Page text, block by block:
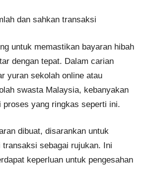
dan sahkan transaksi
untuk memastikan bayaran hibah
dengan tepat. Dalam carian
yuran sekolah online atau
swasta Malaysia, kebanyakan
proses yang ringkas seperti ini.
dibuat, disarankan untuk
transaksi sebagai rujukan. Ini
keperluan untuk pengesahan